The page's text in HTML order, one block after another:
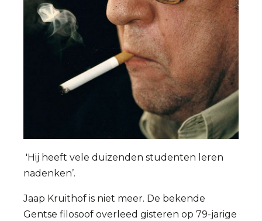
'Hij heeft vele duizenden studenten leren
nadenken’.
Jaap Kruithof is niet meer. De bekende
Gentse filosoof overleed gisteren op 79-jarige